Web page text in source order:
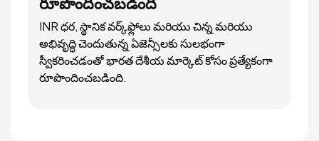
INR ధర, స్థానిక వర్క్‌ఫ్లోలు మరియు చిన్న మరియు
అభివృద్ధి చెందుతున్న ఏజెన్సీలకు సులభంగా
స్వీకరించడంతో భారత దేశీయ మార్కెట్ కోసం ప్రత్యేకంగా
రూపొందించబడింది.